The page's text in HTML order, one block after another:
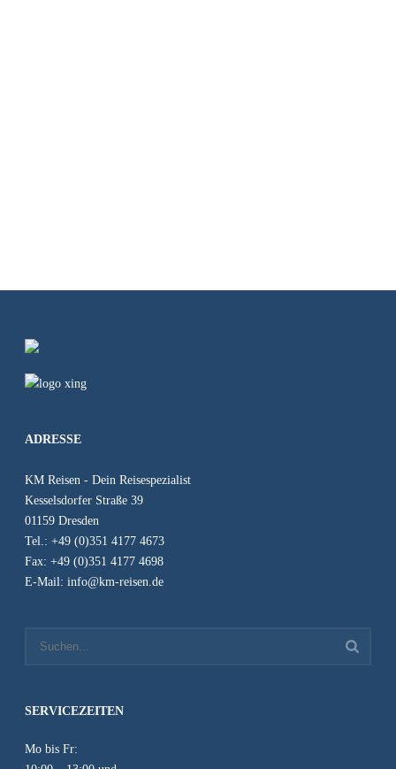
ADRESSE
KM Reisen - Dein Reisespezialist
Kesselsdorfer Straße 39
01159 Dresden
Tel.: +49 (0)351 4177 4673
Fax: +49 (0)351 4177 4698
E-Mail: info@km-reisen.de
SERVICEZEITEN
Mo bis Fr: